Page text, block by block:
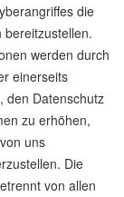
die
werden durch
einerseits
den Datenschutz
zu erhöhen,
uns
Die
von allen